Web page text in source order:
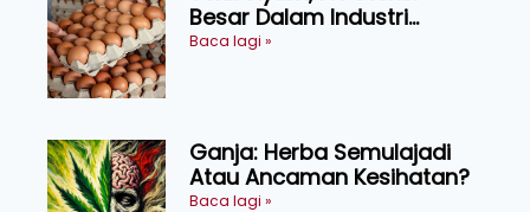
Besar Dalam Industri
Makanan, Kosmetik dan
Baca lagi »
Ganja: Herba Semulajadi
Atau Ancaman Kesihatan?
Baca lagi »